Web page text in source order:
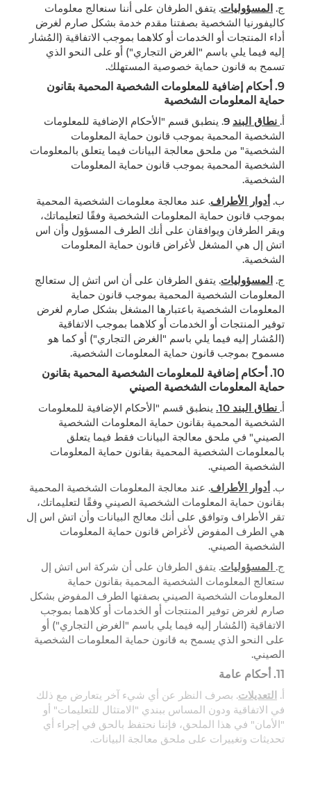
ج. المسؤوليات. يتفق الطرفان على أننا سنعالج معلومات
كاليفورنيا الشخصية بصفتنا مقدم خدمة بشكل صارم لغرض
أداء المنتجات أو الخدمات أو كلاهما بموجب الاتفاقية (المُشار
إليه فيما يلي باسم "الغرض التجاري") أو على النحو الذي
تسمح به قانون حماية خصوصية المستهلك.
9. أحكام إضافية للمعلومات الشخصية المحمية بقانون
حماية المعلومات الشخصية
أ. نطاق البند
. ينطبق قسم "الأحكام الإضافية للمعلومات
الشخصية المحمية بموجب قانون حماية المعلومات
الشخصية" من ملحق معالجة البيانات فيما يتعلق بالمعلومات
الشخصية المحمية بموجب قانون حماية المعلومات
الشخصية.
ب. أدوار الأطراف. عند معالجة معلومات الشخصية المحمية
بموجب قانون حماية المعلومات الشخصية وفقًا لتعليماتك،
ويقر الطرفان ويوافقان على أنك الطرف المسؤول وأن اس
اتش إل هي المشغل لأغراض قانون حماية المعلومات
الشخصية.
ج. المسؤوليات. يتفق الطرفان على أن اس اتش إل ستعالج
المعلومات الشخصية المحمية بموجب قانون حماية
المعلومات الشخصية باعتبارها المشغل بشكل صارم لغرض
توفير المنتجات أو الخدمات أو كلاهما بموجب الاتفاقية
(المُشار إليه فيما يلي باسم "الغرض التجاري") أو كما هو
مسموح بموجب قانون حماية المعلومات الشخصية.
10. أحكام إضافية للمعلومات الشخصية المحمية بقانون
حماية المعلومات الشخصية الصيني
أ. نطاق البند 10.
ينطبق قسم "الأحكام الإضافية للمعلومات
الشخصية المحمية بقانون حماية المعلومات الشخصية
الصيني" في ملحق معالجة البيانات فقط فيما يتعلق
بالمعلومات الشخصية المحمية بقانون حماية المعلومات
الشخصية الصيني.
ب. أدوار الأطراف. عند معالجة المعلومات الشخصية المحمية
بقانون حماية المعلومات الشخصية الصيني وفقًا لتعليماتك،
تقر الأطراف وتوافق على أنك معالج البيانات وأن اتش اس إل
هي الطرف المفوض لأغراض قانون حماية المعلومات
الشخصية الصيني.
ج. المسؤوليات. يتفق الطرفان على أن شركة اس اتش إل
ستعالج المعلومات الشخصية المحمية بقانون حماية
المعلومات الشخصية الصيني بصفتها الطرف المفوض بشكل
صارم لغرض توفير المنتجات أو الخدمات أو كلاهما بموجب
الاتفاقية (المُشار إليه فيما يلي باسم "الغرض التجاري") أو
على النحو الذي يسمح به قانون حماية المعلومات الشخصية
الصيني.
11. أحكام عامة
أ. التعديلات. بصرف النظر عن أي شيء آخر يتعارض مع ذلك
في الاتفاقية ودون المساس ببندي "الامتثال للتعليمات" أو
"الأمان" في هذا الملحق، فإننا نحتفظ بالحق في إجراء أي
تحديثات وتغييرات على ملحق معالجة البيانات.